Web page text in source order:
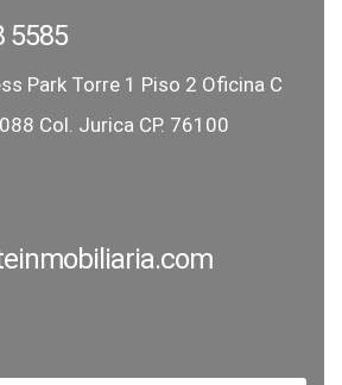
5585
Park Torre 1 Piso 2 Oficina C
Col. Jurica CP. 76100